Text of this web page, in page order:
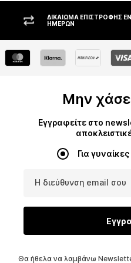
ΔΙΚΑΊΩΜΑ ΕΠΙΣΤΡΟΦΉΣ
ΗΜΕΡΏΝ
Μην
Εγγραφείτε στο
Για γυναίκες
Η διεύθυνση email σου
Θα ήθελα να λαμβάνω